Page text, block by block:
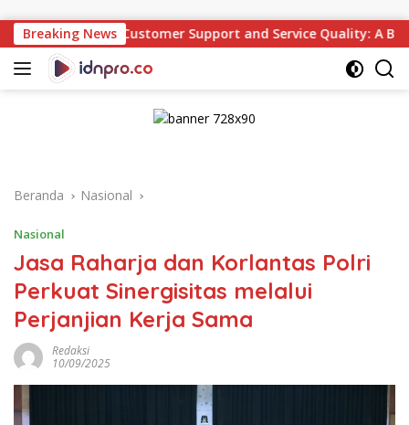
ke
konten
Breaking News
Support and Service Quality: A Beginner’s Guide
Beranda Nasional
Nasional
Jasa Raharja dan Korlantas Polri
Perkuat Sinergisitas melalui
Perjanjian Kerja Sama
Redaksi
10/09/2025